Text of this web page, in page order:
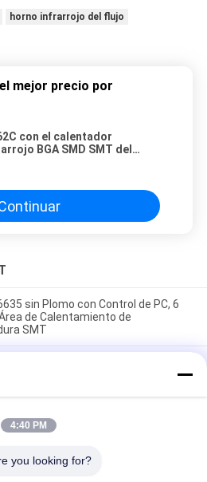
horno infrarrojo del flujo
mejor precio por
con el calentador
BGA SMD SMT del
sin Plomo con Control de PC, 6
de Calentamiento de
SMT
máquina de soldadura por aire
6 zonas temporales (arriba
de reflujo SMT de 2200*350
4:40 PM
you looking for?